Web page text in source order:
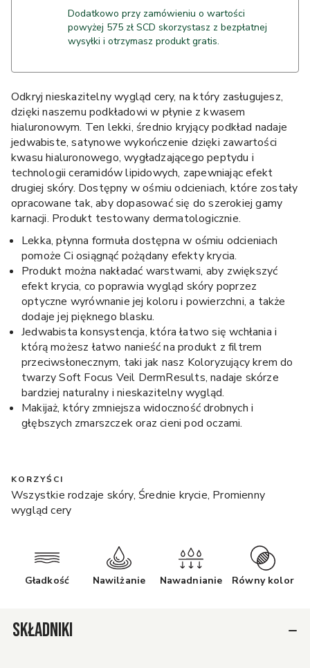
Dodatkowo przy zamówieniu o wartości
powyżej 575 zł SCD skorzystasz z bezpłatnej
wysyłki i otrzymasz produkt gratis.
Odkryj nieskazitelny wygląd cery, na który zasługujesz,
dzięki naszemu podkładowi w płynie z kwasem
hialuronowym. Ten lekki, średnio kryjący podkład nadaje
jedwabiste, satynowe wykończenie dzięki zawartości
kwasu hialuronowego, wygładzającego peptydu i
technologii ceramidów lipidowych, zapewniając efekt
drugiej skóry. Dostępny w ośmiu odcieniach, które zostały
opracowane tak, aby dopasować się do szerokiej gamy
karnacji. Produkt testowany dermatologicznie.
Lekka, płynna formuła dostępna w ośmiu odcieniach
pomoże Ci osiągnąć pożądany efekty krycia.
Produkt można nakładać warstwami, aby zwiększyć
efekt krycia, co poprawia wygląd skóry poprzez
optyczne wyrównanie jej koloru i powierzchni, a także
dodaje jej pięknego blasku.
Jedwabista konsystencja, która łatwo się wchłania i
którą możesz łatwo nanieść na produkt z filtrem
przeciwsłonecznym, taki jak nasz Koloryzujący krem do
twarzy Soft Focus Veil DermResults, nadaje skórze
bardziej naturalny i nieskazitelny wygląd.
Makijaż, który zmniejsza widoczność drobnych i
głębszych zmarszczek oraz cieni pod oczami.
KORZYŚCI
Wszystkie rodzaje skóry, Średnie krycie, Promienny
wygląd cery
Gładkość Nawilżanie Nawadnianie Równy kolor
SKŁADNIKI